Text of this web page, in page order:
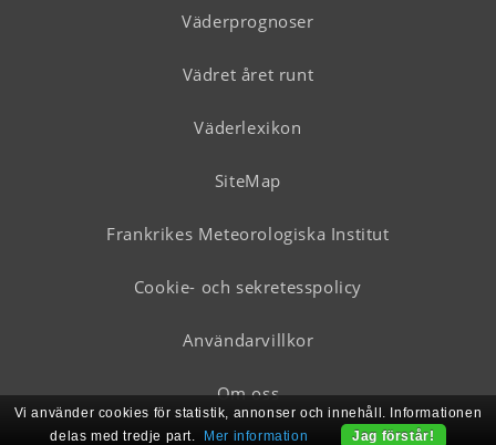
Väderprognoser
Vädret året runt
Väderlexikon
SiteMap
Frankrikes Meteorologiska Institut
Cookie- och sekretesspolicy
Användarvillkor
Om oss
Vi använder cookies för statistik, annonser och innehåll. Informationen
delas med tredje part.
Mer information Jag förstår!